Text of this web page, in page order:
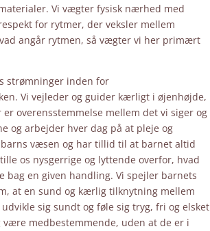
Vi vægter fysisk nærhed med
for rytmer, der veksler mellem
angår rytmen, så vægter vi her primært
strømninger inden for
Vi vejleder og guider kærligt i øjenhøjde,
overensstemmelse mellem det vi siger og
og arbejder hver dag på at pleje og
væsen og har tillid til at barnet altid
os nysgerrige og lyttende overfor, hvad
bag en given handling. Vi spejler barnets
at en sund og kærlig tilknytning mellem
sig sundt og føle sig tryg, fri og elsket
medbestemmende, uden at de er i